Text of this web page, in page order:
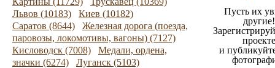
Львов (10183)
Киев (10182)
Саратов (8644)
Железная дорога (поезда,
паровозы, локомотивы, вагоны) (7127)
Кисловодск (7008)
Медали, ордена,
значки (6274)
Луганск (5103)
Пусть их
другие!
проекте
и